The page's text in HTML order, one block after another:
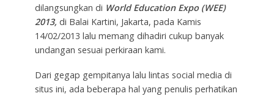
dilangsungkan di World Education Expo (WEE)
2013,di Balai Kartini, Jakarta, pada Kamis
14/02/2013 lalu memang dihadiri cukup banyak
undangan sesuai perkiraan kami.
Dari gegap gempitanya lalu lintas social media di
situs ini, ada beberapa hal yang penulis perhatikan